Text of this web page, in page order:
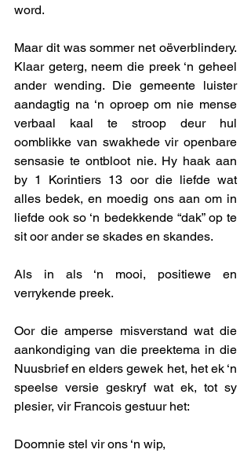
word.
Maar dit was sommer net oëverblindery.
Klaar geterg, neem die preek ‘n geheel
ander wending. Die gemeente luister
aandagtig na ‘n oproep om nie mense
verbaal kaal te stroop deur hul
oomblikke van swakhede vir openbare
sensasie te ontbloot nie. Hy haak aan
by 1 Korintiers 13 oor die liefde wat
alles bedek, en moedig ons aan om in
liefde ook so ‘n bedekkende “dak” op te
sit oor ander se skades en skandes.
Als in als ‘n mooi, positiewe en
verrykende preek.
Oor die amperse misverstand wat die
aankondiging van die preektema in die
Nuusbrief en elders gewek het, het ek ‘n
speelse versie geskryf wat ek, tot sy
plesier, vir Francois gestuur het:
Doomnie stel vir ons ‘n wip,